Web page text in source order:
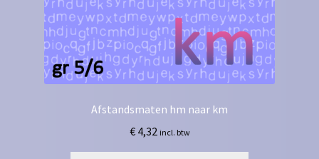
Afstandsmaten hm naar km
€4,32 incl. btw